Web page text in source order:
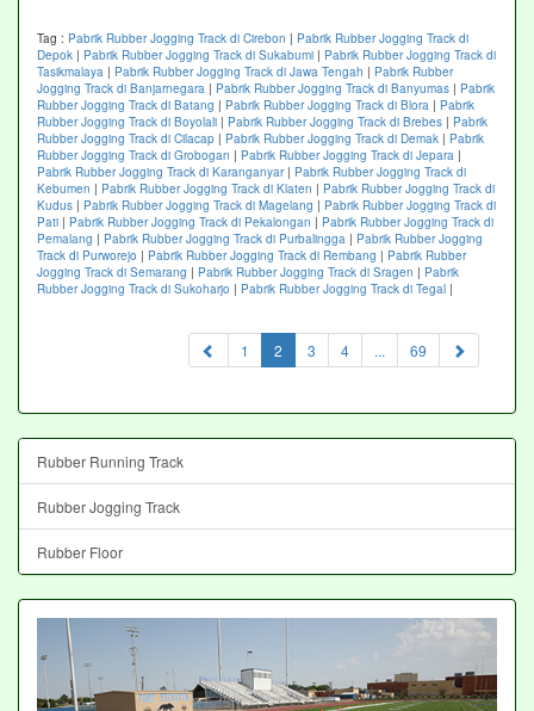
Tag : Pabrik Rubber Jogging Track di Cirebon | Pabrik Rubber Jogging Track di
Depok | Pabrik Rubber Jogging Track di Sukabumi | Pabrik Rubber Jogging Track di
Tasikmalaya | Pabrik Rubber Jogging Track di Jawa Tengah | Pabrik Rubber
Jogging Track di Banjarnegara | Pabrik Rubber Jogging Track di Banyumas | Pabrik
Rubber Jogging Track di Batang | Pabrik Rubber Jogging Track di Blora | Pabrik
Rubber Jogging Track di Boyolali | Pabrik Rubber Jogging Track di Brebes | Pabrik
Rubber Jogging Track di Cilacap | Pabrik Rubber Jogging Track di Demak | Pabrik
Rubber Jogging Track di Grobogan | Pabrik Rubber Jogging Track di Jepara |
Pabrik Rubber Jogging Track di Karanganyar| Pabrik Rubber Jogging Track di
Kebumen | Pabrik Rubber Jogging Track di Klaten | Pabrik Rubber Jogging Track di
Kudus | Pabrik Rubber Jogging Track di Magelang | Pabrik Rubber Jogging Track di
Pati | Pabrik Rubber Jogging Track di Pekalongan | Pabrik Rubber Jogging Track di
Pemalang | Pabrik Rubber Jogging Track di Purbalingga | Pabrik Rubber Jogging
Track di Purworejo | Pabrik Rubber Jogging Track di Rembang | Pabrik Rubber
Jogging Track di Semarang | Pabrik Rubber Jogging Track di Sragen | Pabrik
Rubber Jogging Track di Sukoharjo | Pabrik Rubber Jogging Track di Tegal |
1 2 (current)
3 4 ... 69
Rubber Running Track
Rubber Jogging Track
Rubber Floor